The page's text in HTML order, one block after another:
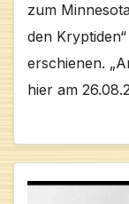
zum
den
erschienen.
hier am